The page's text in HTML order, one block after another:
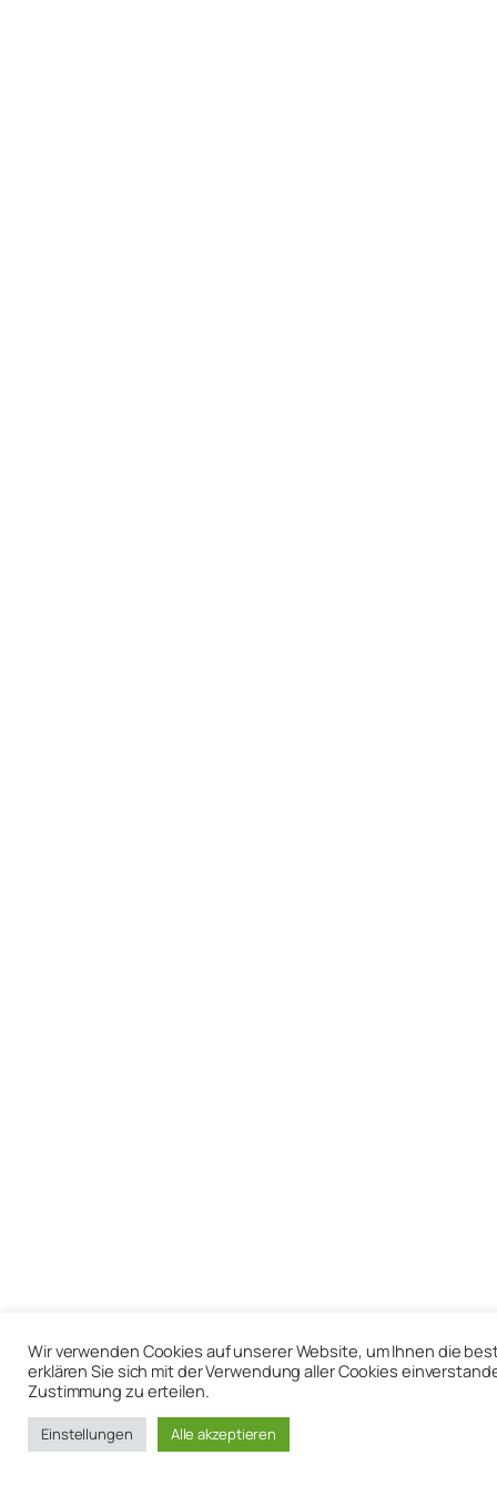
Wir verwenden Cookies auf unserer Website, um Ihnen die
erklären Sie sich mit der Verwendung aller Cookies
Zustimmung zu erteilen.
Einstellungen Alle akzeptieren